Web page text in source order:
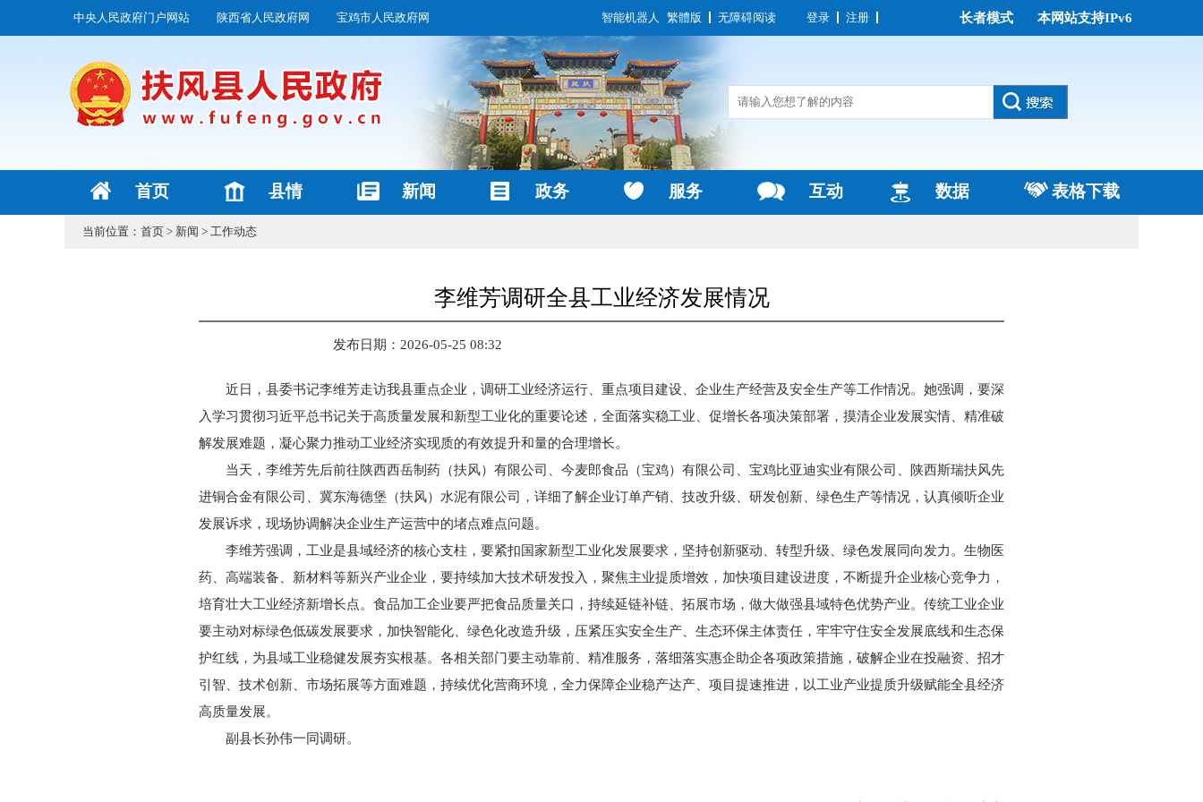
中央人民政府门户网站 陕西省人民政府网 宝鸡市人民政府网 智能机器人 繁體版 无障碍阅读 登录 注册 本网站支持IPv6
长者模式
首页 县情 新闻 政务 服务 互动 数据 表格下载
当前位置： 首页 > 新闻 > 工作动态
李维芳调研全县工业经济发展情况
发布日期：2026-05-25 08:32
近日，县委书记李维芳走访我县重点企业，调研工业经济运行、重点项目建设、企业生产经营及安全生产等工作情况。她强调，要深
入学习贯彻习近平总书记关于高质量发展和新型工业化的重要论述，全面落实稳工业、促增长各项决策部署，摸清企业发展实情、精准破
解发展难题，凝心聚力推动工业经济实现质的有效提升和量的合理增长。
当天，李维芳先后前往陕西西岳制药（扶风）有限公司、今麦郎食品（宝鸡）有限公司、宝鸡比亚迪实业有限公司、陕西斯瑞扶风先
进铜合金有限公司、冀东海德堡（扶风）水泥有限公司，详细了解企业订单产销、技改升级、研发创新、绿色生产等情况，认真倾听企业
发展诉求，现场协调解决企业生产运营中的堵点难点问题。
李维芳强调，工业是县域经济的核心支柱，要紧扣国家新型工业化发展要求，坚持创新驱动、转型升级、绿色发展同向发力。生物医
药、高端装备、新材料等新兴产业企业，要持续加大技术研发投入，聚焦主业提质增效，加快项目建设进度，不断提升企业核心竞争力，
培育壮大工业经济新增长点。食品加工企业要严把食品质量关口，持续延链补链、拓展市场，做大做强县域特色优势产业。传统工业企业
要主动对标绿色低碳发展要求，加快智能化、绿色化改造升级，压紧压实安全生产、生态环保主体责任，牢牢守住安全发展底线和生态保
护红线，为县域工业稳健发展夯实根基。各相关部门要主动靠前、精准服务，落细落实惠企助企各项政策措施，破解企业在投融资、招才
引智、技术创新、市场拓展等方面难题，持续优化营商环境，全力保障企业稳产达产、项目提速推进，以工业产业提质升级赋能全县经济
高质量发展。
副县长孙伟一同调研。